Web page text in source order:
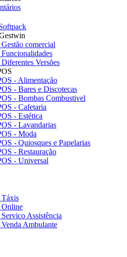
comercial
Versões
- Alimentação
- Bares e Discotecas
- Bombas Combustivel
- Cafetaria
- Estética
- Lavandarias
- Moda
- Quiosques e Papelarias
- Restauração
- Universal
Táxis
Online
Assistência
Venda Ambulante